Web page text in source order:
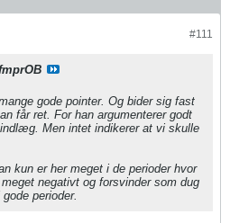
#111
gode pointer. Og bider sig fast
får ret. For han argumenterer godt
Men intet indikerer at vi skulle
kun er her meget i de perioder hvor
negativt og forsvinder som dug
perioder.